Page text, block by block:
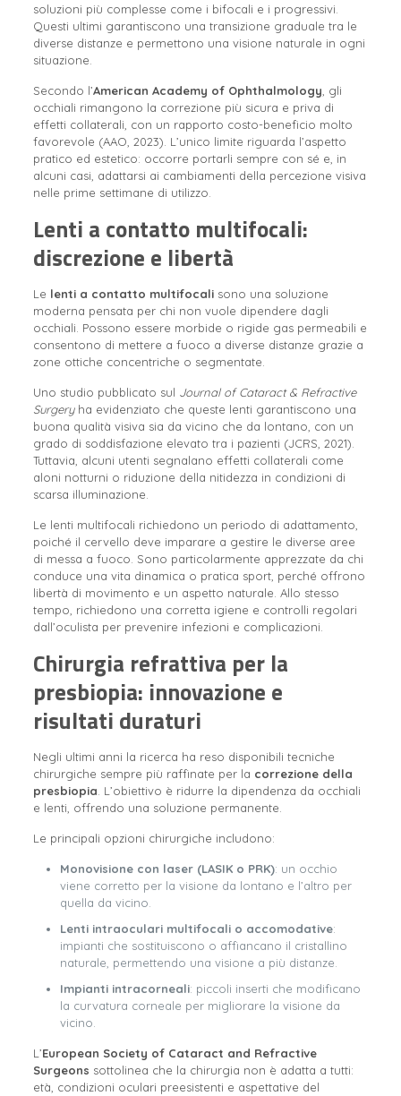
soluzioni più complesse come i bifocali e i progressivi.
Questi ultimi garantiscono una transizione graduale tra le
diverse distanze e permettono una visione naturale in ogni
situazione.
Secondo l’American Academy of Ophthalmology , gli
occhiali rimangono la correzione più sicura e priva di
effetti collaterali, con un rapporto costo-beneficio molto
favorevole (AAO, 2023). L’unico limite riguarda l’aspetto
pratico ed estetico: occorre portarli sempre con sé e, in
alcuni casi, adattarsi ai cambiamenti della percezione visiva
nelle prime settimane di utilizzo.
Lenti a contatto multifocali:
discrezione e libertà
Le lenti a contatto multifocalisono una soluzione
moderna pensata per chi non vuole dipendere dagli
occhiali. Possono essere morbide o rigide gas permeabili e
consentono di mettere a fuoco a diverse distanze grazie a
zone ottiche concentriche o segmentate.
Uno studio pubblicato sul Journal of Cataract & Refractive
Surgeryha evidenziato che queste lenti garantiscono una
buona qualità visiva sia da vicino che da lontano, con un
grado di soddisfazione elevato tra i pazienti (JCRS, 2021).
Tuttavia, alcuni utenti segnalano effetti collaterali come
aloni notturni o riduzione della nitidezza in condizioni di
scarsa illuminazione.
Le lenti multifocali richiedono un periodo di adattamento,
poiché il cervello deve imparare a gestire le diverse aree
di messa a fuoco. Sono particolarmente apprezzate da chi
conduce una vita dinamica o pratica sport, perché offrono
libertà di movimento e un aspetto naturale. Allo stesso
tempo, richiedono una corretta igiene e controlli regolari
dall’oculista per prevenire infezioni e complicazioni.
Chirurgia refrattiva per la
presbiopia: innovazione e
risultati duraturi
Negli ultimi anni la ricerca ha reso disponibili tecniche
chirurgiche sempre più raffinate per la correzione della
presbiopia . L’obiettivo è ridurre la dipendenza da occhiali
e lenti, offrendo una soluzione permanente.
Le principali opzioni chirurgiche includono:
Monovisione con laser (LASIK o PRK): un occhio
viene corretto per la visione da lontano e l’altro per
quella da vicino.
Lenti intraoculari multifocali o accomodative:
impianti che sostituiscono o affiancano il cristallino
naturale, permettendo una visione a più distanze.
Impianti intracorneali: piccoli inserti che modificano
la curvatura corneale per migliorare la visione da
vicino.
L’European Society of Cataract and Refractive
Surgeons sottolinea che la chirurgia non è adatta a tutti:
età, condizioni oculari preesistenti e aspettative del